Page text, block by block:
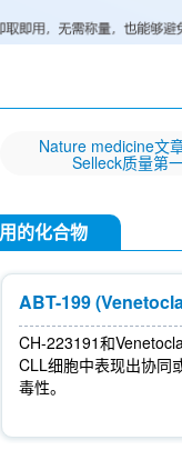
Nature medicine文
Selleck质量第
的化合物
ABT-199
CH-223191和
CLL细胞中表现出协同
毒性。